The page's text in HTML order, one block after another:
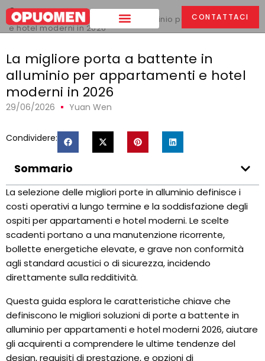
CONTATTACI
Casa >
La migliore porta a battente in alluminio per appartamenti
e hotel moderni in 2026
La migliore porta a battente in
alluminio per appartamenti e hotel
moderni in 2026
29/06/2026 Yuan Wen
Condividere:
Sommario
La selezione delle migliori porte in alluminio definisce i
costi operativi a lungo termine e la soddisfazione degli
ospiti per appartamenti e hotel moderni. Le scelte
scadenti portano a una manutenzione ricorrente,
bollette energetiche elevate, e grave non conformità
agli standard acustici o di sicurezza, incidendo
direttamente sulla redditività.
Questa guida esplora le caratteristiche chiave che
definiscono le migliori soluzioni di porte a battente in
alluminio per appartamenti e hotel moderni 2026, aiutare
gli acquirenti a comprendere le ultime tendenze del
design, requisiti di prestazione, e opzioni di